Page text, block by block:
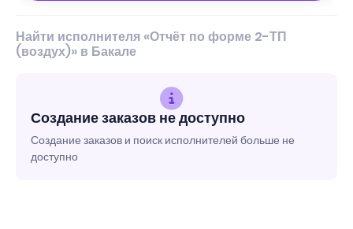
Найти исполнителя «Отчёт по форме 2-ТП
(воздух)» в Бакале
Создание заказов не доступно
Создание заказов и поиск исполнителей больше не
доступно